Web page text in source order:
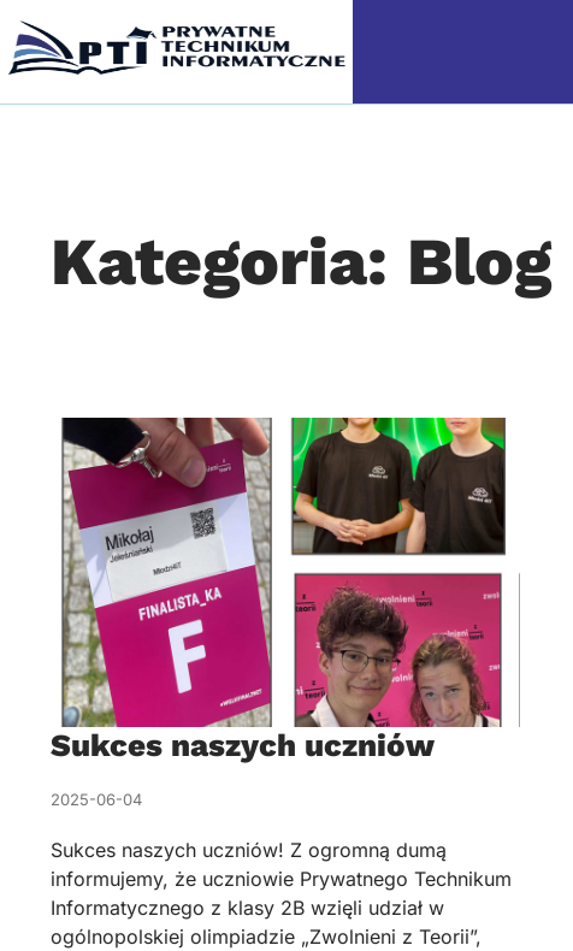
Kategoria: Blog
Sukces naszych uczniów
2025-06-04
Sukces naszych uczniów! Z ogromną dumą
informujemy, że uczniowie Prywatnego Technikum
Informatycznego z klasy 2B wzięli udział w
ogólnopolskiej olimpiadzie „Zwolnieni z Teorii”,